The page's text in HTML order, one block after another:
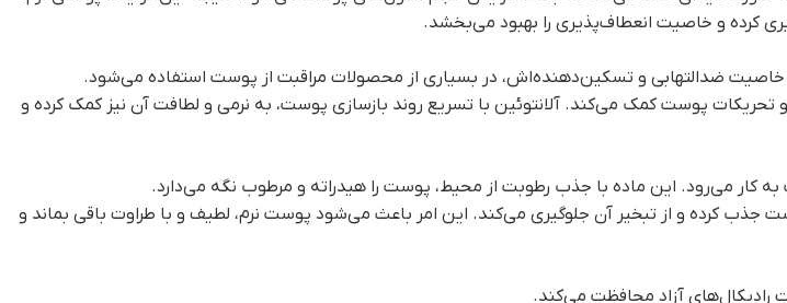
و خاصیت انعطاف‌پذیری را بهبود می‌بخشد.
ضدالتهابی و تسکین‌دهنده‌اش، در بسیاری از محصولات مراقبت از پوست استفاده می‌شود.
پوست کمک می‌کند. آلانتوئین با تسریع روند بازسازی پوست، به نرمی و لطافت آن نیز کمک کرده و
می‌رود. این ماده با جذب رطوبت از محیط، پوست را هیدراته و مرطوب نگه می‌دارد.
کرده و از تبخیر آن جلوگیری می‌کند. این امر باعث می‌شود پوست نرم، لطیف و با طراوت باقی بماند و